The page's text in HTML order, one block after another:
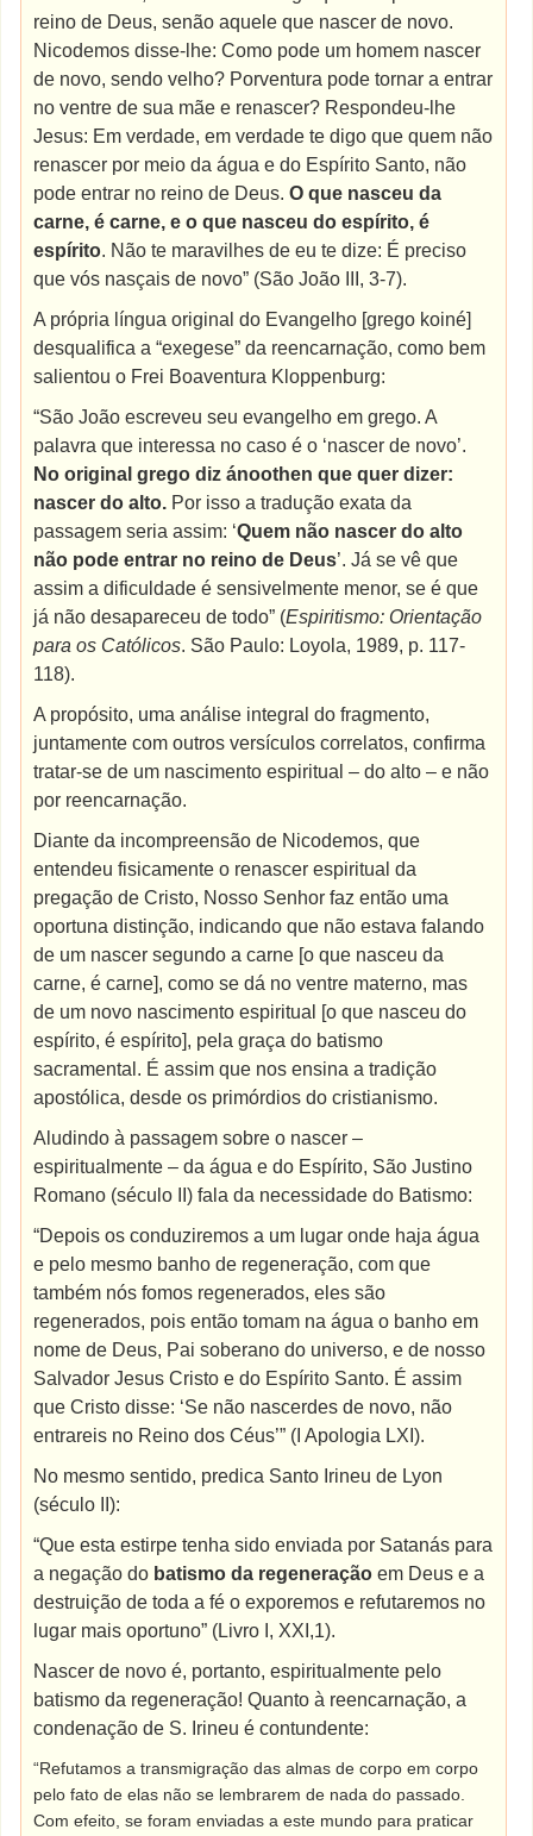
reino de Deus, senão aquele que nascer de novo.
Nicodemos disse-lhe: Como pode um homem nascer
de novo, sendo velho? Porventura pode tornar a entrar
no ventre de sua mãe e renascer? Respondeu-lhe
Jesus: Em verdade, em verdade te digo que quem não
renascer por meio da água e do Espírito Santo, não
pode entrar no reino de Deus.O que nasceu da
carne, é carne, e o que nasceu do espírito, é
espírito. Não te maravilhes de eu te dize: É preciso
que vós nasçais de novo” (São João III, 3-7).
A própria língua original do Evangelho [grego koiné]
desqualifica a “exegese” da reencarnação, como bem
salientou o Frei Boaventura Kloppenburg:
“São João escreveu seu evangelho em grego. A
palavra que interessa no caso é o ‘nascer de novo’.
No original grego diz ánoothen que quer dizer:
nascer do alto. Por isso a tradução exata da
passagem seria assim: ‘Quem não nascer do alto
não pode entrar no reino de Deus’. Já se vê que
assim a dificuldade é sensivelmente menor, se é que
já não desapareceu de todo” (Espiritismo: Orientação
para os Católicos. São Paulo: Loyola, 1989, p. 117-
118).
A propósito, uma análise integral do fragmento,
juntamente com outros versículos correlatos, confirma
tratar-se de um nascimento espiritual – do alto – e não
por reencarnação.
Diante da incompreensão de Nicodemos, que
entendeu fisicamente o renascer espiritual da
pregação de Cristo, Nosso Senhor faz então uma
oportuna distinção, indicando que não estava falando
de um nascer segundo a carne [o que nasceu da
carne, é carne], como se dá no ventre materno, mas
de um novo nascimento espiritual [o que nasceu do
espírito, é espírito], pela graça do batismo
sacramental. É assim que nos ensina a tradição
apostólica, desde os primórdios do cristianismo.
Aludindo à passagem sobre o nascer –
espiritualmente – da água e do Espírito, São Justino
Romano (século II) fala da necessidade do Batismo:
“Depois os conduziremos a um lugar onde haja água
e pelo mesmo banho de regeneração, com que
também nós fomos regenerados, eles são
regenerados, pois então tomam na água o banho em
nome de Deus, Pai soberano do universo, e de nosso
Salvador Jesus Cristo e do Espírito Santo. É assim
que Cristo disse: ‘Se não nascerdes de novo, não
entrareis no Reino dos Céus’” (I Apologia LXI).
No mesmo sentido, predica Santo Irineu de Lyon
(século II):
“Que esta estirpe tenha sido enviada por Satanás para
a negação do batismo da regeneração em Deus e a
destruição de toda a fé o exporemos e refutaremos no
lugar mais oportuno” (Livro I, XXI,1).
Nascer de novo é, portanto, espiritualmente pelo
batismo da regeneração! Quanto à reencarnação, a
condenação de S. Irineu é contundente:
“Refutamos a transmigração das almas de corpo em corpo
pelo fato de elas não se lembrarem de nada do passado.
Com efeito, se foram enviadas a este mundo para praticar